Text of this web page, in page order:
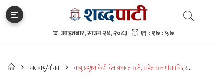
जलवायु/मौसम
वायू प्रदूषण केही दिन यथावत रहने, सचेत रहन मौसमविद् र